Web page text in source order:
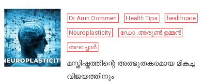
Dr Arun Oommen Health Tips
healthcare
Neuroplasticity
ഡോ .അരുൺ ഉമ്മൻ
തലച്ചോർ
മസ്തിഷ്കത്തിന്റെ അത്ഭുതകരമായ മികച്ച
വിജയത്തിനും